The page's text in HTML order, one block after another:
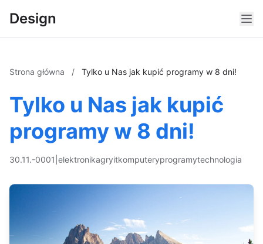
Design
Strona główna / Tylko u Nas jak kupić programy w 8 dni!
Tylko u Nas jak kupić
programy w 8 dni!
30.11.-0001 elektronikagryitkomputeryprogramytechnologia